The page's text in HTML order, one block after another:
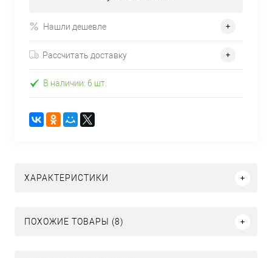
Нашли дешевле
Рассчитать доставку
В наличии: 6 шт.
ХАРАКТЕРИСТИКИ
ПОХОЖИЕ ТОВАРЫ (8)